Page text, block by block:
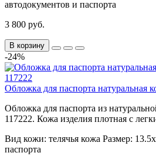
автодокументов и паспорта
3 800 руб.
В корзину
-24%
Обложка для паспорта натуральная
Обложка для паспорта из
117222. Кожа изделия плотная с
Вид кожи: телячья кожа Размер:
паспорта